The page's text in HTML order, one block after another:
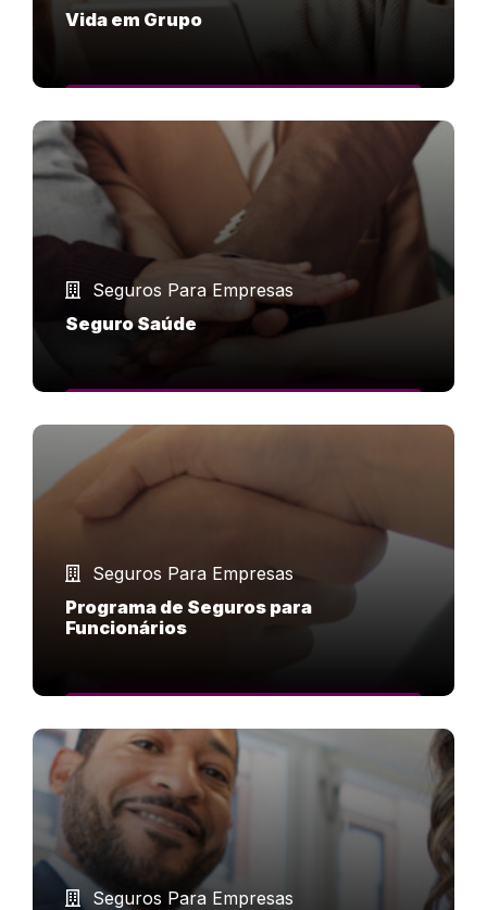
Vida em Grupo
Seguros Para Empresas
Seguro Saúde
Seguros Para Empresas
Programa de Seguros para
Funcionários
Seguros Para Empresas